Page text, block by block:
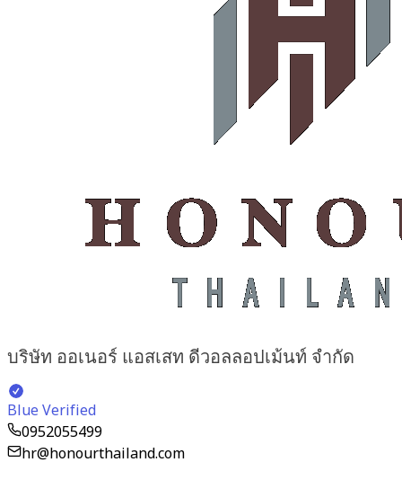
บริษัท ออเนอร์ แอสเสท ดีวอลลอปเม้นท์ จำกัด
Blue Verified
0952055499
hr@honourthailand.com